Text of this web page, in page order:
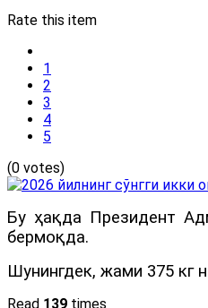
Rate this item
1
2
3
4
5
(0 votes)
Бу ҳақда Президент
бермоқда.
Шунингдек, жами 375 кг
Read 139 times